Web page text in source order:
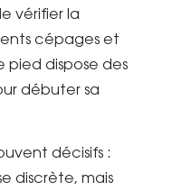
vérifier la
cépages et
pied dispose des
débuter sa
décisifs :
discrète, mais